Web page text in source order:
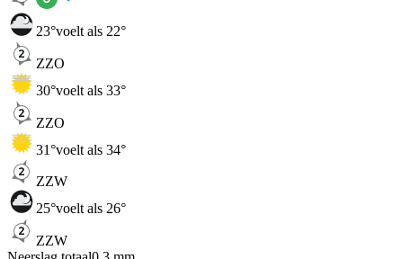
23°voelt als 22°
ZZO
30°voelt als 33°
ZZO
31°voelt als 34°
ZZW
25°voelt als 26°
ZZW